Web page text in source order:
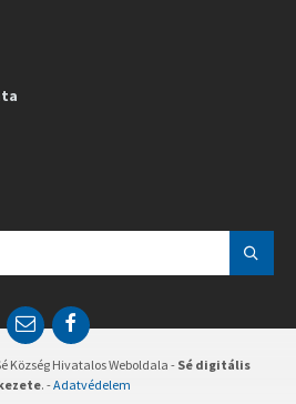
E
m
a
F
a
c
e
Község Hivatalos Weboldala - Sé digitális
. -Adatvédelem